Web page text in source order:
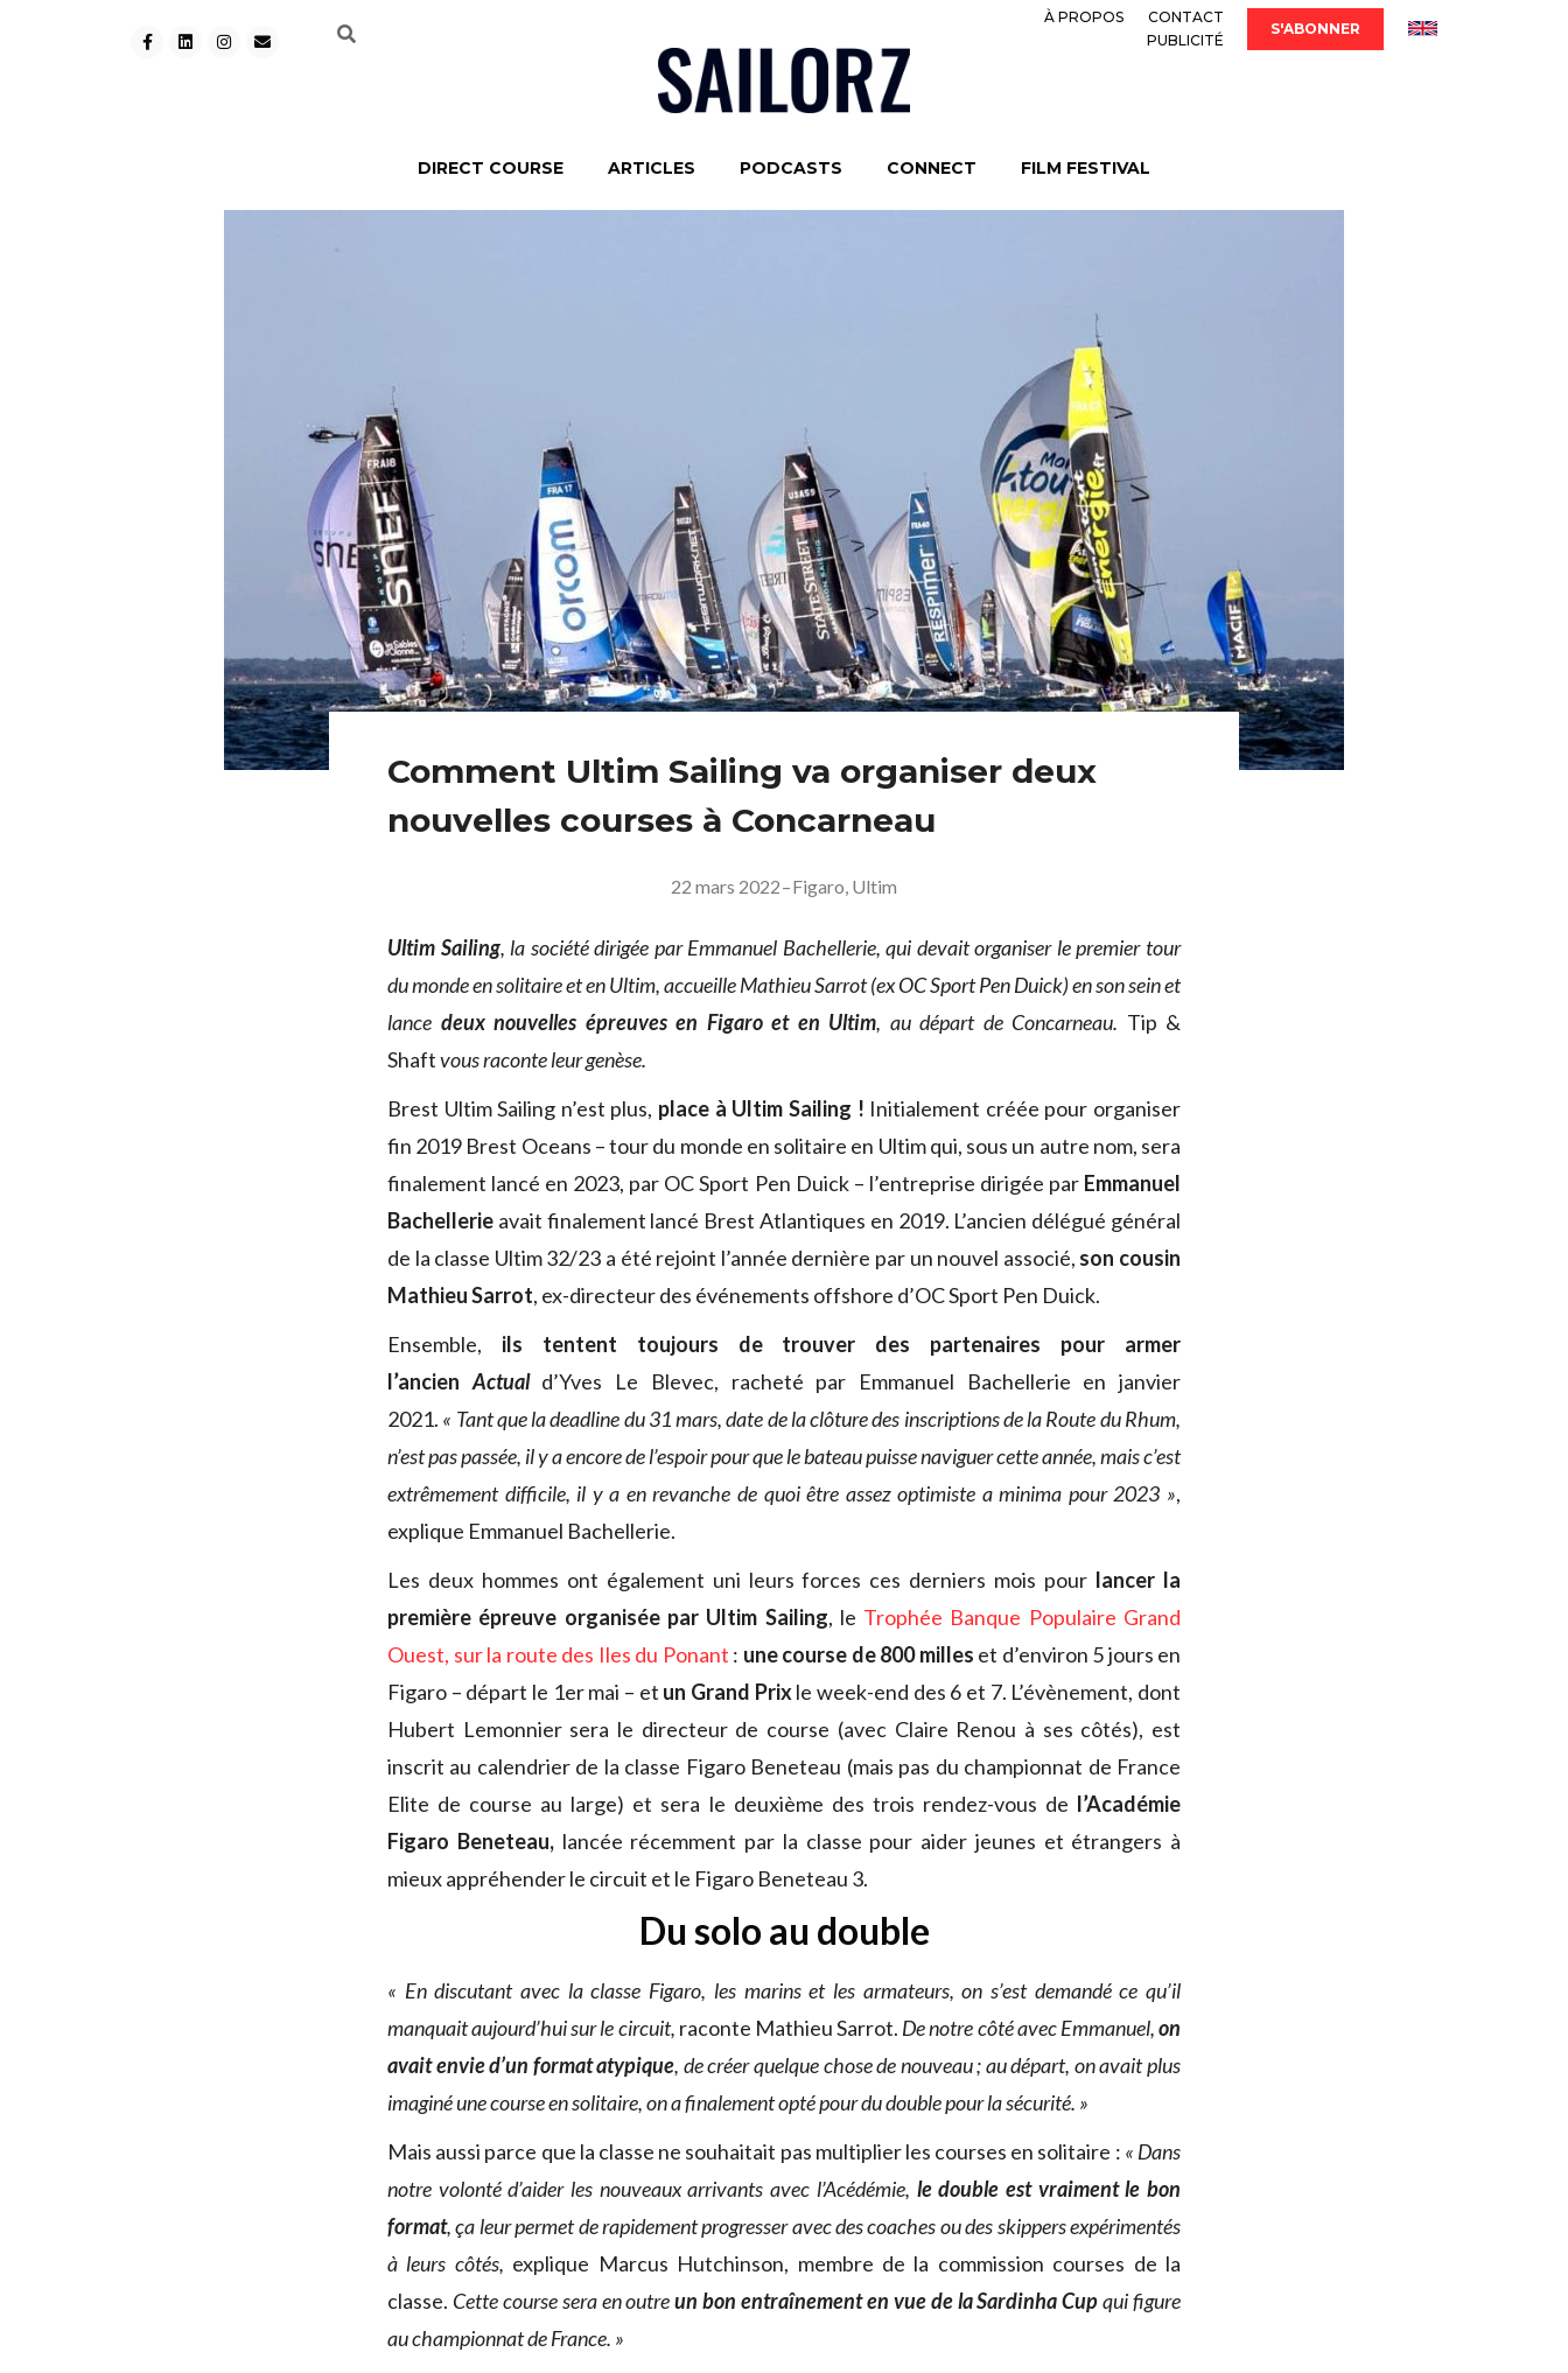
À PROPOS
CONTACT
PUBLICITÉ
S'ABONNER
DIRECT COURSE ARTICLES PODCASTS CONNECT FILM FESTIVAL
Comment Ultim Sailing va organiser deux
nouvelles courses à Concarneau
22 mars 2022–Figaro, Ultim
Ultim Sailing, la société dirigée par Emmanuel Bachellerie, qui devait organiser le premier tour
du monde en solitaire et en Ultim, accueille Mathieu Sarrot (ex OC Sport Pen Duick) en son sein et
lance deux nouvelles épreuves en Figaro et en Ultim, au départ de Concarneau. Tip &
Shaftvous raconte leur genèse.
Brest Ultim Sailing n’est plus, place à Ultim Sailing ! Initialement créée pour organiser
fin 2019 Brest Oceans – tour du monde en solitaire en Ultim qui, sous un autre nom, sera
finalement lancé en 2023, par OC Sport Pen Duick – l’entreprise dirigée par Emmanuel
Bachellerie avait finalement lancé Brest Atlantiques en 2019. L’ancien délégué général
de la classe Ultim 32/23 a été rejoint l’année dernière par un nouvel associé, son cousin
Mathieu Sarrot, ex-directeur des événements offshore d’OC Sport Pen Duick.
Ensemble, ils tentent toujours de trouver des partenaires pour armer
l’ancien Actuald’Yves Le Blevec, racheté par Emmanuel Bachellerie en janvier
2021. « Tant que la deadline du 31 mars, date de la clôture des inscriptions de la Route du Rhum,
n’est pas passée, il y a encore de l’espoir pour que le bateau puisse naviguer cette année, mais c’est
extrêmement difficile, il y a en revanche de quoi être assez optimiste a minima pour 2023 »,
explique Emmanuel Bachellerie.
Les deux hommes ont également uni leurs forces ces derniers mois pour lancer la
première épreuve organisée par Ultim Sailing, le Trophée Banque Populaire Grand
Ouest, sur la route des Iles du Ponant : une course de 800 milles et d’environ 5 jours en
Figaro – départ le 1er mai – et un Grand Prixle week-end des 6 et 7. L’évènement, dont
Hubert Lemonnier sera le directeur de course (avec Claire Renou à ses côtés), est
inscrit au calendrier de la classe Figaro Beneteau (mais pas du championnat de France
Elite de course au large) et sera le deuxième des trois rendez-vous de l’Académie
Figaro Beneteau,lancée récemment par la classe pour aider jeunes et étrangers à
mieux appréhender le circuit et le Figaro Beneteau 3.
Du solo au double
« En discutant avec la classe Figaro, les marins et les armateurs, on s’est demandé ce qu’il
manquait aujourd’hui sur le circuit, raconte Mathieu Sarrot. De notre côté avec Emmanuel,on
avait envie d’un format atypique, de créer quelque chose de nouveau ; au départ, on avait plus
imaginé une course en solitaire, on a finalement opté pour du double pour la sécurité. »
Mais aussi parce que la classe ne souhaitait pas multiplier les courses en solitaire : « Dans
notre volonté d’aider les nouveaux arrivants avec l’Acédémie, le double est vraiment le bon
format, ça leur permet de rapidement progresser avec des coaches ou des skippers expérimentés
à leurs côtés, explique Marcus Hutchinson, membre de la commission courses de la
classe. Cette course sera en outreun bon entraînement en vue de la Sardinha Cupqui figure
au championnat de France. »